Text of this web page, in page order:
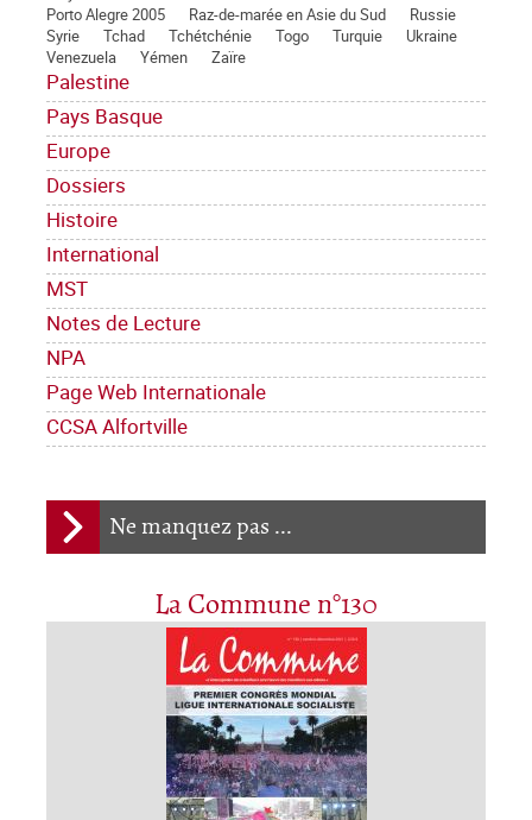
Porto Alegre 2005
Raz-de-marée en Asie du Sud
Russie
Syrie
Tchad Tchétchénie Togo Turquie
Ukraine
Venezuela
Yémen Zaïre
Palestine
Pays Basque
Europe
Dossiers
Histoire
International
MST
Notes de Lecture
NPA
Page Web Internationale
CCSA Alfortville
Ne manquez pas ...
La Commune n°130